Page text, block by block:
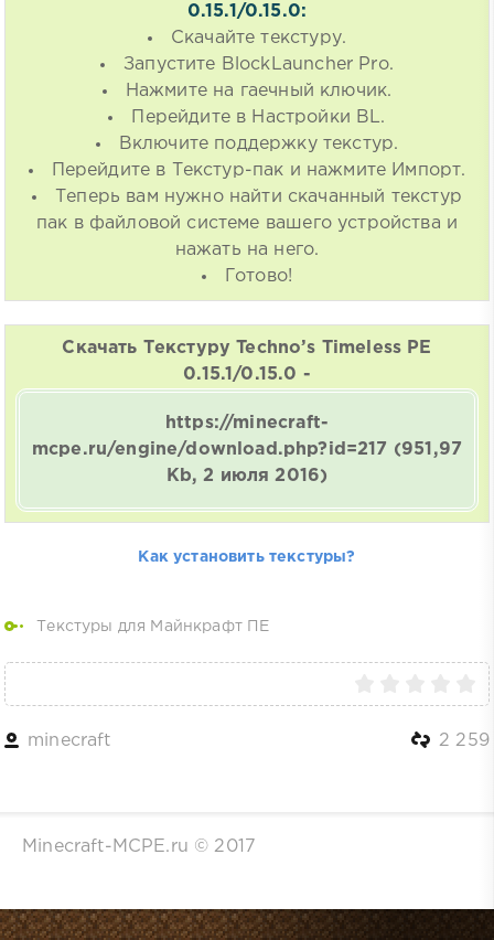
0.15.1/0.15.0:
Скачайте текстуру.
Запустите BlockLauncher Pro.
Нажмите на гаечный ключик.
Перейдите в Настройки BL.
Включите поддержку текстур.
Перейдите в Текстур-пак и нажмите Импорт.
Теперь вам нужно найти скачанный текстур
пак в файловой системе вашего устройства и
нажать на него.
Готово!
Скачать Текстуру Techno’s Timeless PE
0.15.1/0.15.0 -
https://minecraft-
mcpe.ru/engine/download.php?id=217 (951,97
Kb, 2 июля 2016)
Как установить текстуры?
Текстуры для Майнкрафт ПЕ
minecraft 2 259
Minecraft-MCPE.ru © 2017